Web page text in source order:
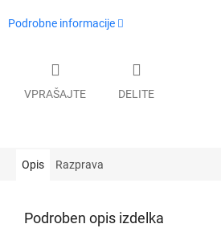
Podrobne informacije
VPRAŠAJTE DELITE
Opis Razprava
Podroben opis izdelka